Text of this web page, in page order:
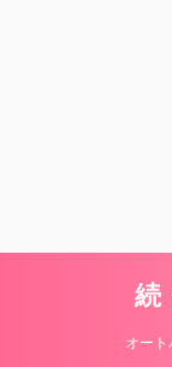
続
オート